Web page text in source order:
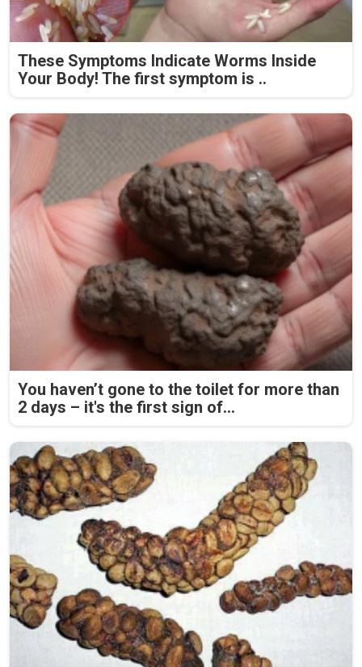
These Symptoms Indicate Worms Inside
Your Body! The first symptom is ..
You haven’t gone to the toilet for more than
2 days – it's the first sign of...